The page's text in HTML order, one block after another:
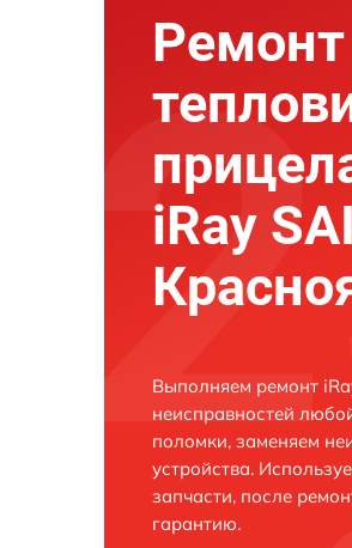
Ремонт
iRay
Выполняем ремонт
неисправностей
поломки, заменяем
устройства.
запчасти, после
гарантию.